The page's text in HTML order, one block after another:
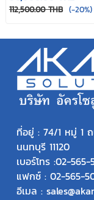
112,500.00 THB (-20%)
ที่อยู่ : 74/1 หมู่ 1
นนทบุรี 11120
เบอร์โทร :02-565-
แฟกซ์ : 02-565-
อีเมล :